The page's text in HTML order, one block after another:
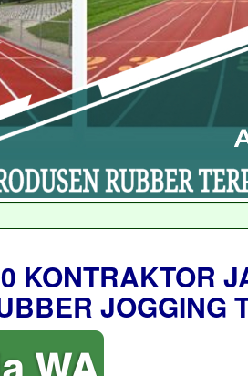
KONTRAKTOR
JOGGING